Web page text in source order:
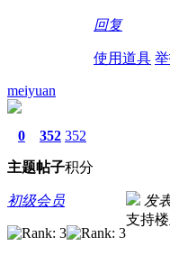
回复
使用道具
meiyuan
0
主题
352
帖子
352
积分
初级会员 发
支持